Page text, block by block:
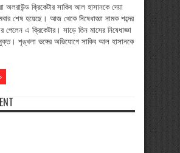
হলো
নিষেধাজ্ঞা,
আজ
থেকে
মুক্ত
সাকিব
অলরাউন্ড ক্রিকেটার সাকিব আল হাসানকে দেয়া
শেষ হয়েছে। আজ থেকে নিষেধাজ্ঞা নামক শব্দের
পেলেন এ ক্রিকেটার। সাড়ে তিন মাসের নিষেধাজ্ঞা
শৃঙ্খলা ভঙ্গের অভিযোগে সাকিব আল হাসানকে